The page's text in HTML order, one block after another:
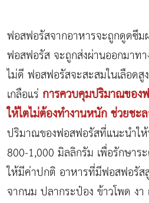
ฟอสฟอรัสจากอาหารจะถูกดูดซึม
ฟอสฟอรัส จะถูกส่งผ่านออกมาท
ไม่ดี ฟอสฟอรัสจะสะสมในเลือดสู
เกลือแร่ การควบคุมปริมาณของ
ให้ไตไม่ต้องทำงานหนัก ช่วยชะ
ปริมาณของฟอสฟอรัสที่แนะนำให้
800-1,000 มิลลิกรัม เพื่อรักษาร
ให้มีค่าปกติ อาหารที่มีฟอสฟอรั
จากนม ปลากระป๋อง ข้าวโพด ง